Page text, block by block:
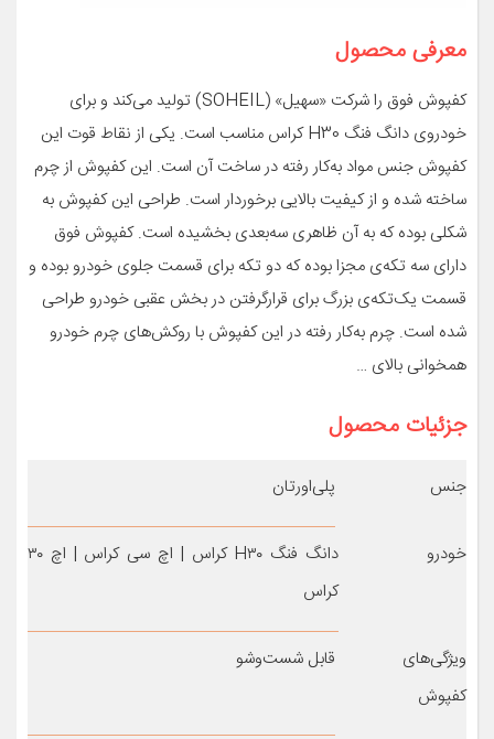
معرفی محصول
کفپوش فوق را شرکت «سهیل» (SOHEIL) تولید می‌کند و برای
خودروی دانگ فنگ H30 کراس مناسب است. یکی از نقاط قوت این
کفپوش جنس مواد به‌کار رفته در ساخت آن است. این کفپوش از چرم
ساخته شده و از کیفیت بالایی برخوردار است. طراحی این کفپوش به
شکلی بوده که به آن ظاهری سه‌بعدی بخشیده است. کفپوش فوق
دارای سه تکه‌ی مجزا بوده که دو تکه برای قسمت جلوی خودرو بوده و
قسمت یک‌تکه‌ی بزرگ برای قرارگرفتن در بخش عقبی خودرو طراحی
شده است. چرم به‌کار رفته در این کفپوش با روکش‌های چرم خودرو
همخوانی بالای …
جزئیات محصول
جنس پلی‌اورتان
خودرو
دانگ فنگ H۳۰ کراس | اچ سی کراس | اچ ۳۰
کراس
ویژگی‌های
کفپوش
قابل شست‌وشو